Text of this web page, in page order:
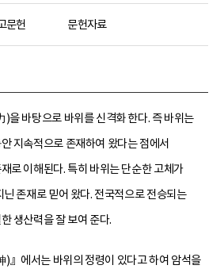
문헌 문헌자료
을 바탕으로 바위를 신격화 한다. 즉 바위는
지속적으로 존재하여 왔다는 점에서
로 이해된다. 특히 바위는 단순한 고체가
존재로 믿어 왔다. 전국적으로 전승되는
생산력을 잘 보여 준다.
』에서는 바위의 정령이 있다고 하여 암석을